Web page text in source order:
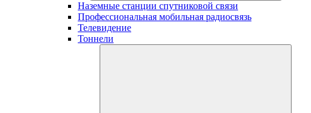
Наземные станции спутниковой связи
Профессиональная мобильная радиосвязь
Телевидение
Тоннели